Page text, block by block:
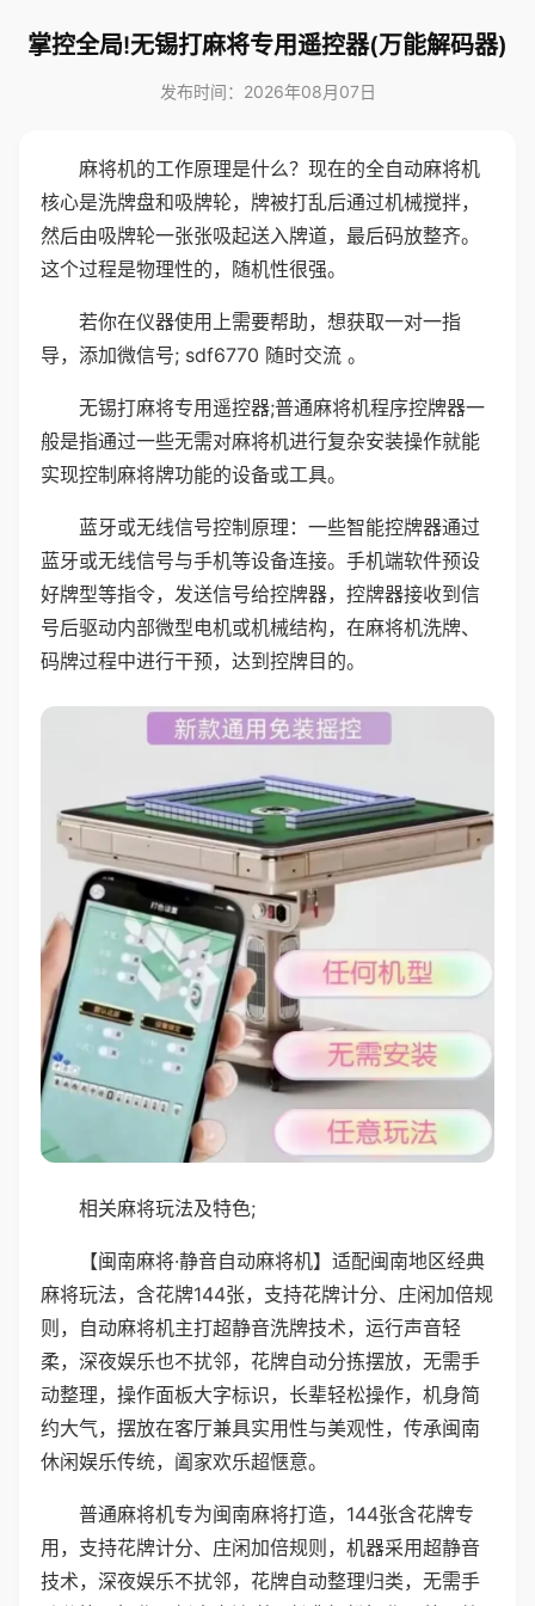
掌控全局!无锡打麻将专用遥控器(万能解码器)
发布时间：2026年08月07日
麻将机的工作原理是什么？现在的全自动麻将机
核心是洗牌盘和吸牌轮，牌被打乱后通过机械搅拌，
然后由吸牌轮一张张吸起送入牌道，最后码放整齐。
这个过程是物理性的，随机性很强。
若你在仪器使用上需要帮助，想获取一对一指
导，添加微信号; sdf6770 随时交流 。
无锡打麻将专用遥控器;普通麻将机程序控牌器一
般是指通过一些无需对麻将机进行复杂安装操作就能
实现控制麻将牌功能的设备或工具。
蓝牙或无线信号控制原理：一些智能控牌器通过
蓝牙或无线信号与手机等设备连接。手机端软件预设
好牌型等指令，发送信号给控牌器，控牌器接收到信
号后驱动内部微型电机或机械结构，在麻将机洗牌、
码牌过程中进行干预，达到控牌目的。
相关麻将玩法及特色;
【闽南麻将·静音自动麻将机】适配闽南地区经典
麻将玩法，含花牌144张，支持花牌计分、庄闲加倍规
则，自动麻将机主打超静音洗牌技术，运行声音轻
柔，深夜娱乐也不扰邻，花牌自动分拣摆放，无需手
动整理，操作面板大字标识，长辈轻松操作，机身简
约大气，摆放在客厅兼具实用性与美观性，传承闽南
休闲娱乐传统，阖家欢乐超惬意。
普通麻将机专为闽南麻将打造，144张含花牌专
用，支持花牌计分、庄闲加倍规则，机器采用超静音
技术，深夜娱乐不扰邻，花牌自动整理归类，无需手